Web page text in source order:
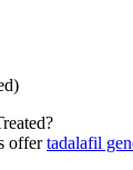
offertadalafil